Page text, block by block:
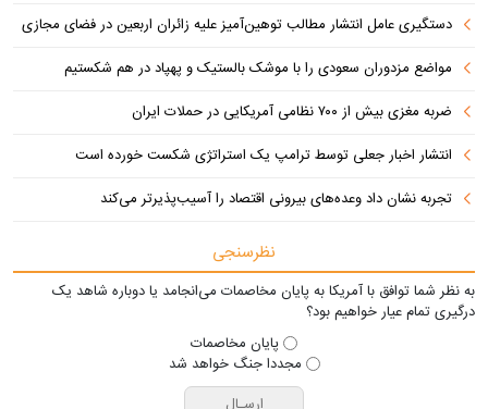
دستگیری عامل انتشار مطالب توهین‌آمیز علیه زائران اربعین در فضای مجازی
مواضع مزدوران سعودی را با موشک بالستیک و پهپاد در هم شکستیم
ضربه مغزی بیش از ۷۰۰ نظامی آمریکایی در حملات ایران
انتشار اخبار جعلی توسط ترامپ یک استراتژی شکست خورده است
تجربه نشان داد وعده‌های بیرونی اقتصاد را آسیب‌پذیرتر می‌کند
نظرسنجی
به نظر شما توافق با آمریکا به پایان مخاصمات می‌انجامد یا دوباره شاهد یک
درگیری تمام عیار خواهیم بود؟
پایان مخاصمات
مجددا جنگ خواهد شد